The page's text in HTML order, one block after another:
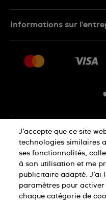
Conditions De Vente
Informations sur
Nous rejoindre
Déclaration
Déclaration
J’accepte que ce site
technologies similaires
ses fonctionnalités,
à son utilisation et me
publicitaire adapté. J’ai
paramètres pour
chaque catégorie de